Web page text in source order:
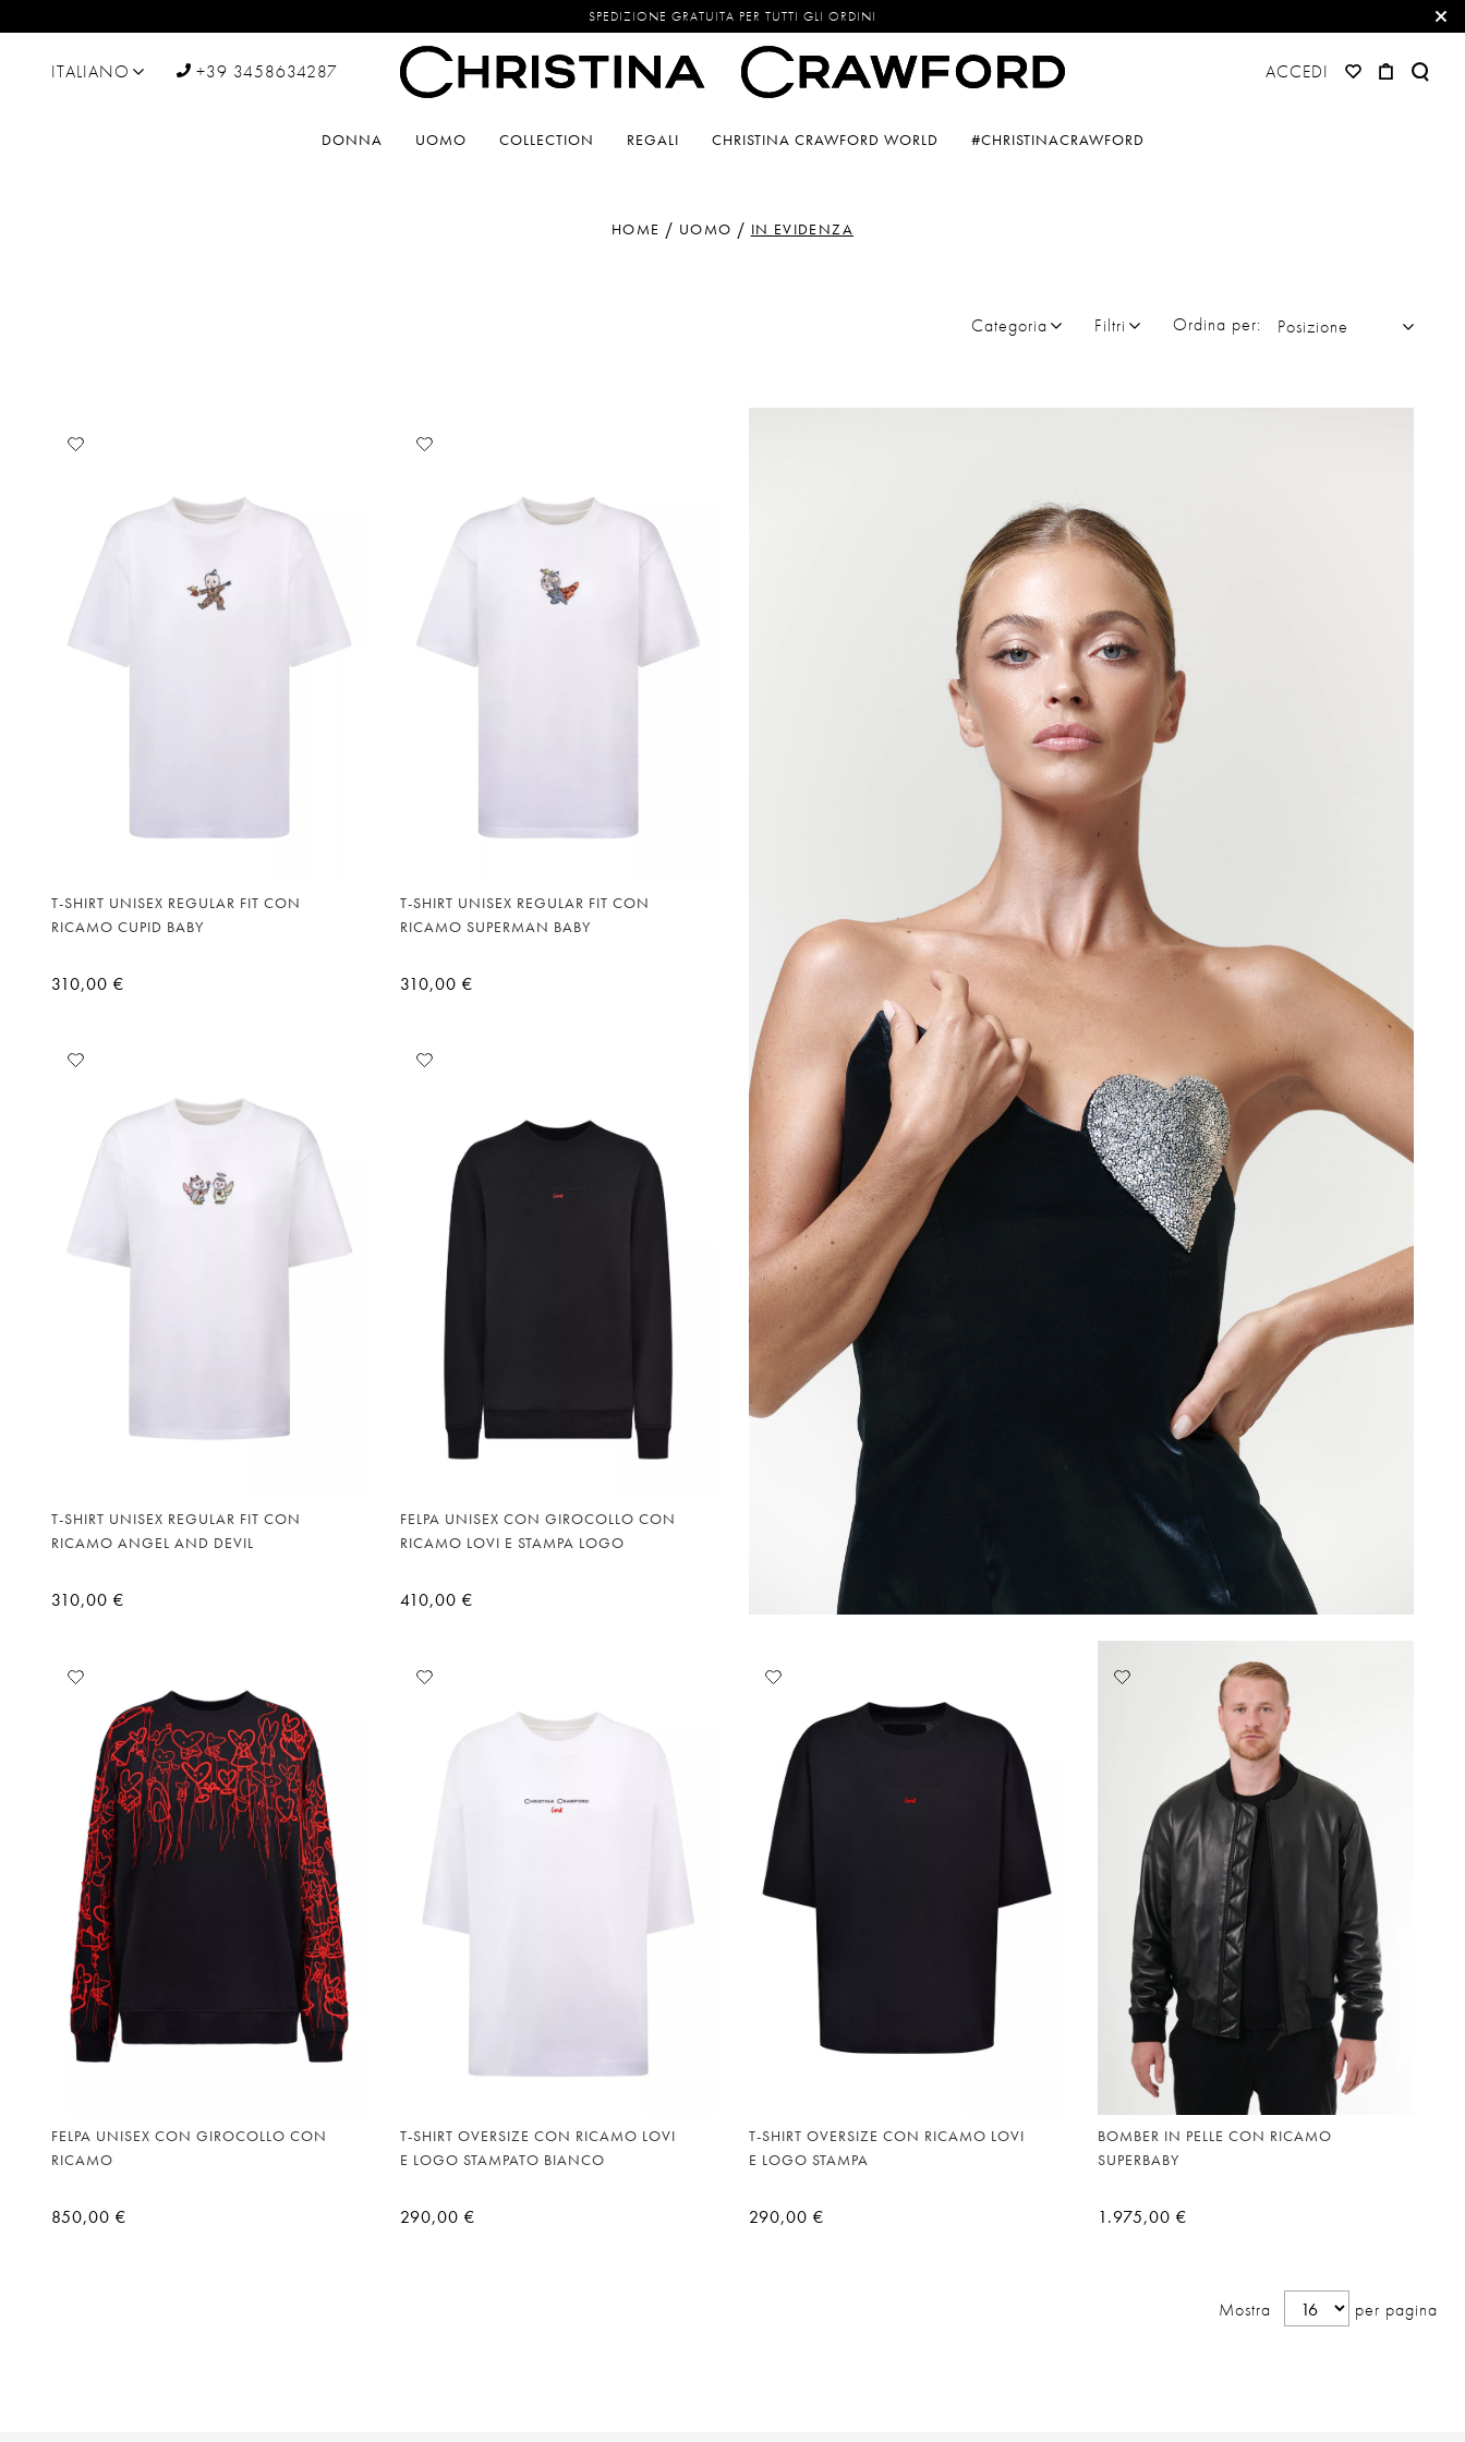
SPEDIZIONE GRATUITA PER TUTTI GLI ORDINI
ACCEDI
ITALIANO +39 3458634287
DONNA UOMO COLLECTION REGALI CHRISTINA CRAWFORD WORLD #CHRISTINACRAWFORD
HOME UOMO IN EVIDENZA
Categoria Filtri Ordina per Posizione
Aggiungi
desideri
T-SHIRT UNISEX REGULAR FIT CON
RICAMO CUPID BABY
310,00 €
Aggiungi
desideri
T-SHIRT UNISEX REGULAR FIT CON
RICAMO SUPERMAN BABY
310,00 €
Aggiungi
lista
desideri
T-SHIRT UNISEX REGULAR FIT CON
RICAMO ANGEL AND DEVIL
310,00 €
Aggiungi
desideri
FELPA UNISEX CON GIROCOLLO CON
RICAMO LOVI E STAMPA LOGO
410,00 €
Aggiungi
alla
lista
desideri
FELPA UNISEX CON GIROCOLLO CON
RICAMO
850,00 €
Aggiungi
lista
T-SHIRT OVERSIZE CON RICAMO LOVI
E LOGO STAMPATO BIANCO
290,00 €
Aggiungi
lista
desideri
T-SHIRT OVERSIZE CON RICAMO LOVI
E LOGO STAMPA
290,00 €
Aggiungi
desideri
BOMBER IN PELLE CON RICAMO
SUPERBABY
1.975,00 €
Mostra per pagina